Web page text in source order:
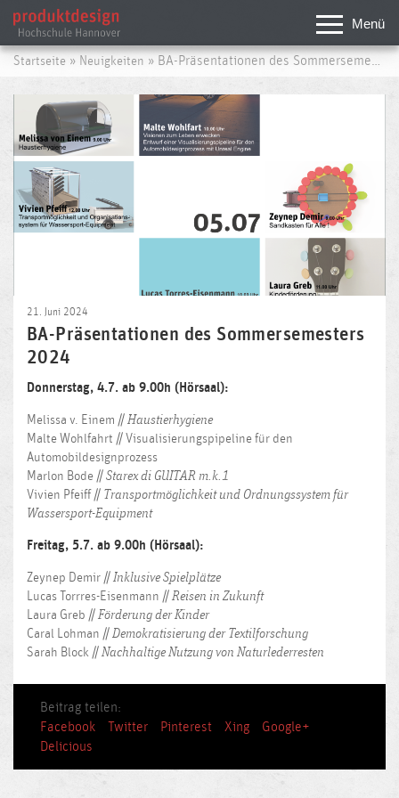
Menü
Startseite » Neuigkeiten » BA-Präsentationen des Sommersemesters 2024
21. Juni 2024
BA-Präsentationen des Sommersemesters
2024
Donnerstag, 4.7. ab 9.00h (Hörsaal):
Melissa v. Einem // Haustierhygiene
Malte Wohlfahrt // Visualisierungspipeline für den
Automobildesignprozess
Marlon Bode // Starex di GUITAR m.k.1
Vivien Pfeiff // Transportmöglichkeit und Ordnungssystem für
Wassersport-Equipment
Freitag, 5.7. ab 9.00h (Hörsaal):
Zeynep Demir // Inklusive Spielplätze
Lucas Torrres-Eisenmann // Reisen in Zukunft
Laura Greb // Förderung der Kinder
Caral Lohman // Demokratisierung der Textilforschung
Sarah Block // Nachhaltige Nutzung von Naturlederresten
Beitrag teilen:
Facebook
Twitter Pinterest Xing
Google+
Delicious